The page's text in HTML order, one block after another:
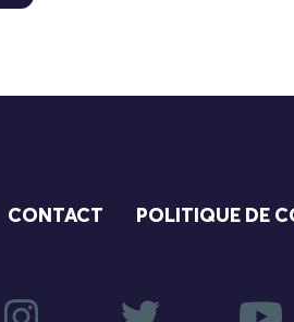
CONTACT POLITIQUE DE